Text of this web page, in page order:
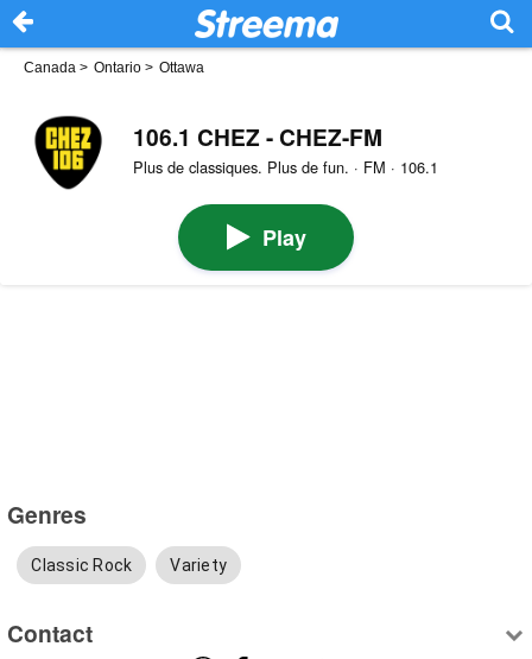
Canada > Ontario > Ottawa
106.1 CHEZ - CHEZ-FM
Plus de classiques. Plus de fun. · FM · 106.1
Play
Genres
Classic Rock Variety
Contact